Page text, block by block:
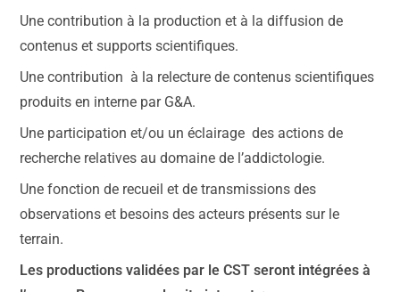
Une contribution à la production et à la diffusion de
contenus et supports scientifiques.
Une contribution à la relecture de contenus scientifiques
produits en interne par G&A.
Une participation et/ou un éclairage des actions de
recherche relatives au domaine de l’addictologie.
Une fonction de recueil et de transmissions des
observations et besoins des acteurs présents sur le
terrain.
Les productions validées par le CST seront intégrées à